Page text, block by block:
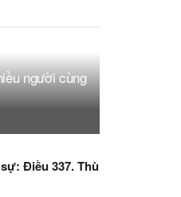
người cùng
Điều 337. Thù